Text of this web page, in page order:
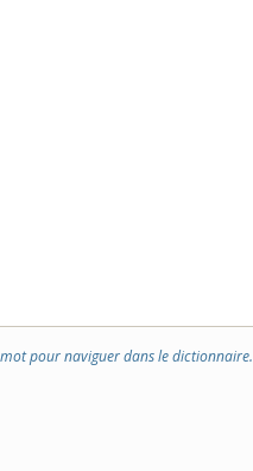
pour naviguer dans le dictionnaire.